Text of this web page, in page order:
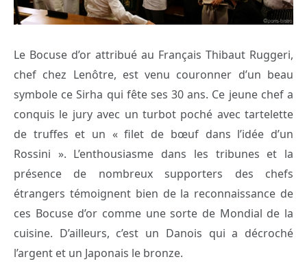
Le Bocuse d’or attribué au Français Thibaut Ruggeri,
chef chez Lenôtre, est venu couronner d’un beau
symbole ce Sirha qui fête ses 30 ans. Ce jeune chef a
conquis le jury avec un turbot poché avec tartelette
de truffes et un « filet de bœuf dans l’idée d’un
Rossini ». L’enthousiasme dans les tribunes et la
présence de nombreux supporters des chefs
étrangers témoignent bien de la reconnaissance de
ces Bocuse d’or comme une sorte de Mondial de la
cuisine. D’ailleurs, c’est un Danois qui a décroché
l’argent et un Japonais le bronze.